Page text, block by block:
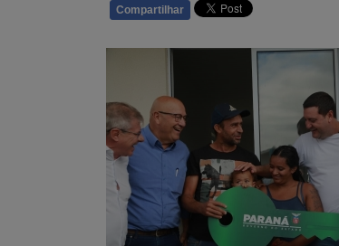
Compartilhar